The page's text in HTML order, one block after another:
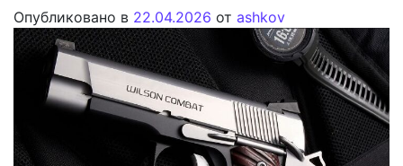
Опубликовано в 22.04.2026 от ashkov